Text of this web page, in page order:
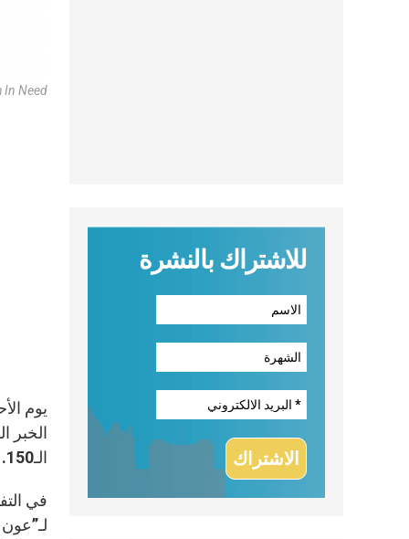
In Need
الـ150.
في
للاشتراك بالنشرة